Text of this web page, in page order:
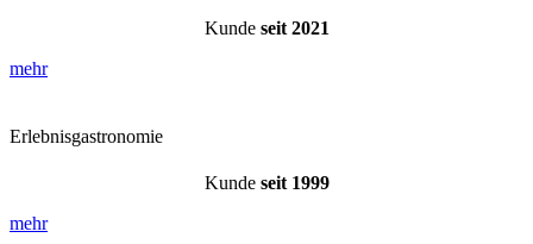
Kunde seit 2021
mehr
Erlebnisgastronomie
Kunde seit 1999
mehr